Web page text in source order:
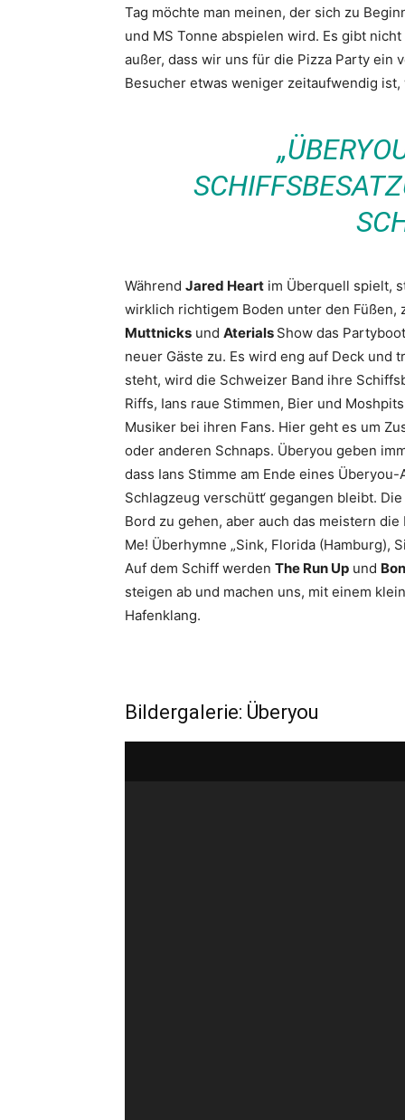
Tag möchte man meinen, der sich zu
und MS Tonne abspielen wird. Es gibt
außer, dass wir uns für die Pizza Party ein
Besucher etwas weniger zeitaufwendig
Während Jared Heart im Überquell spielt,
wirklich richtigem Boden unter den Füßen,
Muttnicks und Aterials Show das
neuer Gäste zu. Es wird eng auf Deck und
steht, wird die Schweizer Band ihre
Riffs, Ians raue Stimmen, Bier und
Musiker bei ihren Fans. Hier geht es um
oder anderen Schnaps. Überyou geben
dass Ians Stimme am Ende eines
Schlagzeug verschütt‘ gegangen bleibt.
Bord zu gehen, aber auch das meistern
Me! Überhymne „Sink, Florida (Hamburg),
Auf dem Schiff werden The Run Up und
steigen ab und machen uns, mit einem
Hafenklang.
Bildergalerie: Überyou